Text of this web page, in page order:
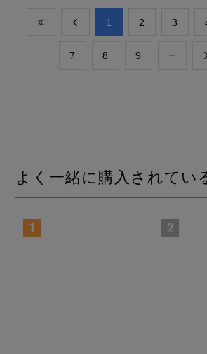
​1 ​2 ​3
​7 ​8 ​9
よく一緒に購入されてい